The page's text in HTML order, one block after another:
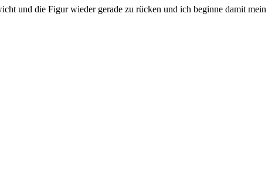
und die Figur wieder gerade zu rücken und ich beginne damit mein